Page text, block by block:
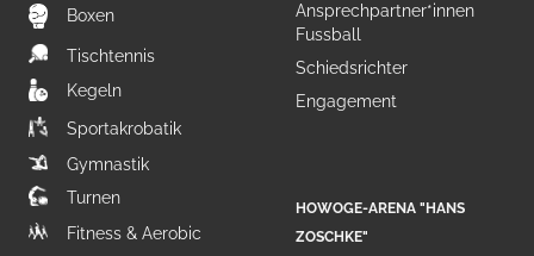
Boxen
Tischtennis
Kegeln
Sportakrobatik
Gymnastik
Turnen
Fitness & Aerobic
Ansprechpartner*innen
Fussball
Schiedsrichter
Engagement
HOWOGE-ARENA "HANS
ZOSCHKE"